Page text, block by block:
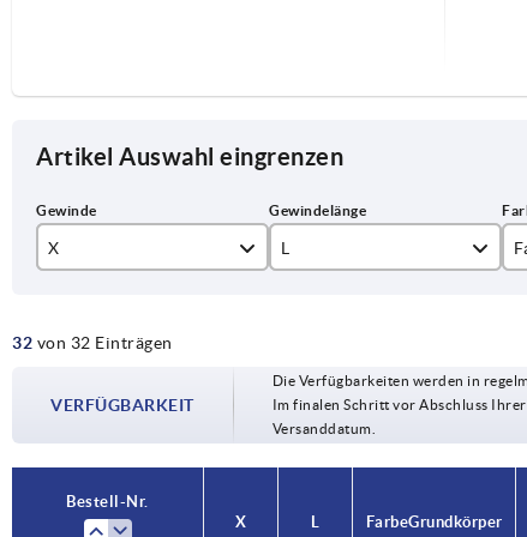
Artikel Auswahl eingrenzen
X
M8
L
25
30
32 von 32 Einträgen
VERFÜGBARKEIT
Die Verfügbarkeiten werden in
Im finalen Schritt vor Abschluss
Versanddatum.
Bestell-Nr.
X
L Farbe Grundkörper
Bestell-Nr.
X
L Farbe Grundkörper